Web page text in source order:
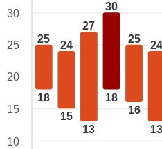
25
18
24
15
27
13
30
18
25
16
24
13
30
25
20
15
10